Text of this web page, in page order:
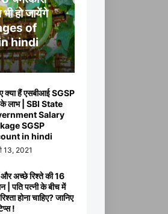
हो जायेंगे
of
hindi
क्या हैं एसबीआई SGSP
लाभ | SBI State
Salary
SGSP
in hindi
13, 2021
अच्छे रिश्ते की 16
| पति पत्नी के बीच में
होना चाहिए? जानिए
!